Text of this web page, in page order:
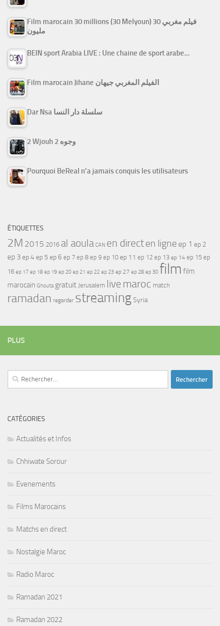
Film marocain 30 millions (30 Melyoun) فيلم مغربي 30
مليون
BEIN sport Arabia LIVE : Une chaine de sport arabe…
Film marocain Jihane الفيلم المغربي جيهان
Dar Nsa سلسلة دار النسا
2 Wjouh 2 وجوه
Pourquoi BeReal n’a jamais conquis les utilisateurs
ÉTIQUETTES
2M 2015 2016 al aoula CAN en directen ligne ep 1 ep 2
ep 3ep 4ep 5 ep 6 ep 7 ep 8 ep 9 ep 10 ep 11 ep 12 ep 13 ep 14 ep 15 ep
16 ep 17 ep 18 ep 19 ep 20 ep 21 ep 22 ep 23 ep 27 ep 28 ep 30 film film
marocain Ghouta gratuit Jerusalem live maroc match
ramadan regarder streamingSyria
PLUS
Rechercher :
CATÉGORIES
Actualités et Infos
Chhiwate Sorour
Evenements
Films Marocains
Matchs en direct
Nostalgie Maroc
Radio Maroc
Ramadan 2021
Ramadan 2022